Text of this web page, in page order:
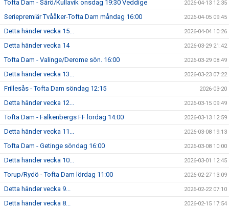
Tofta Dam - Särö/Kullavik onsdag 19:30 Veddige 2026-04-13 12:35
Seriepremiär Tvååker-Tofta Dam måndag 16:00 2026-04-05 09:45
Detta händer vecka 15... 2026-04-04 10:26
Detta händer vecka 14 2026-03-29 21:42
Tofta Dam - Valinge/Derome sön. 16:00 2026-03-29 08:49
Detta händer vecka 13... 2026-03-23 07:22
Frillesås - Tofta Dam söndag 12:15 2026-03-20
Detta händer vecka 12... 2026-03-15 09:49
Tofta Dam - Falkenbergs FF lördag 14:00 2026-03-13 12:59
Detta händer vecka 11... 2026-03-08 19:13
Tofta Dam - Getinge söndag 16:00 2026-03-08 10:00
Detta händer vecka 10... 2026-03-01 12:45
Torup/Rydö - Tofta Dam lördag 11:00 2026-02-27 13:09
Detta händer vecka 9... 2026-02-22 07:10
Detta händer vecka 8... 2026-02-15 17:54